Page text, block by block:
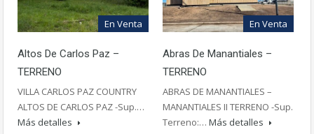
En Venta
Altos De Carlos Paz –
TERRENO
VILLA CARLOS PAZ COUNTRY
ALTOS DE CARLOS PAZ -Sup.…
Más detalles
En Venta
Abras De Manantiales –
TERRENO
ABRAS DE MANANTIALES –
MANANTIALES II TERRENO -Sup.
Terreno:… Más detalles